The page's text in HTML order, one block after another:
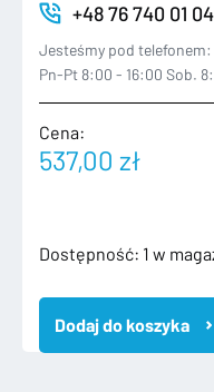
+48 76 740 01 04
Jesteśmy pod telefonem:
Pn-Pt 8:00 - 16:00 Sob.
Cena:
537,00 zł
Dostępność: 1 w
ilość
LEON
4
Dodaj do koszyka